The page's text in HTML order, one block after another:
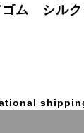
ム シルク